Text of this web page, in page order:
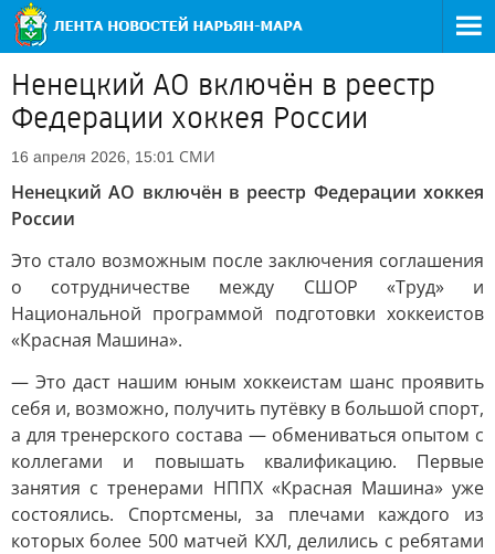
Ненецкий АО включён в реестр
Федерации хоккея России
16 апреля 2026, 15:01 СМИ
Ненецкий АО включён в реестр Федерации хоккея
России
Это стало возможным после заключения соглашения
о сотрудничестве между СШОР «Труд» и
Национальной программой подготовки хоккеистов
«Красная Машина».
— Это даст нашим юным хоккеистам шанс проявить
себя и, возможно, получить путёвку в большой спорт,
а для тренерского состава — обмениваться опытом с
коллегами и повышать квалификацию. Первые
занятия с тренерами НППХ «Красная Машина» уже
состоялись. Спортсмены, за плечами каждого из
которых более 500 матчей КХЛ, делились с ребятами